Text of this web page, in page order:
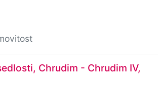
Chrudim - Chrudim IV,